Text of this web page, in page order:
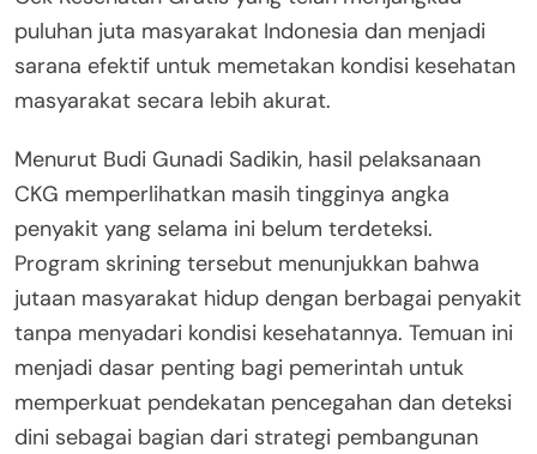
puluhan juta masyarakat Indonesia dan menjadi
sarana efektif untuk memetakan kondisi kesehatan
masyarakat secara lebih akurat.
Menurut Budi Gunadi Sadikin, hasil pelaksanaan
CKG memperlihatkan masih tingginya angka
penyakit yang selama ini belum terdeteksi.
Program skrining tersebut menunjukkan bahwa
jutaan masyarakat hidup dengan berbagai penyakit
tanpa menyadari kondisi kesehatannya. Temuan ini
menjadi dasar penting bagi pemerintah untuk
memperkuat pendekatan pencegahan dan deteksi
dini sebagai bagian dari strategi pembangunan